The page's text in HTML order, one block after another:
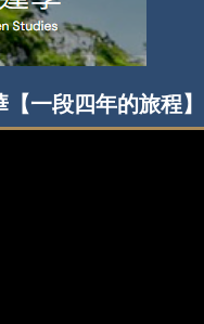
【一段四年的旅程】